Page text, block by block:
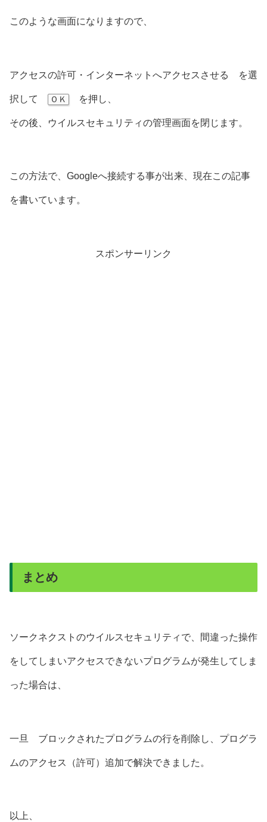
このような画面になりますので、
アクセスの許可・インターネットへアクセスさせる を選
択して ＯＫ を押し、
その後、ウイルスセキュリティの管理画面を閉じます。
この方法で、Googleへ接続する事が出来、現在この記事
を書いています。
スポンサーリンク
まとめ
ソークネクストのウイルスセキュリティで、間違った操作
をしてしまいアクセスできないプログラムが発生してしま
った場合は、
一旦 ブロックされたプログラムの行を削除し、プログラ
ムのアクセス（許可）追加で解決できました。
以上、